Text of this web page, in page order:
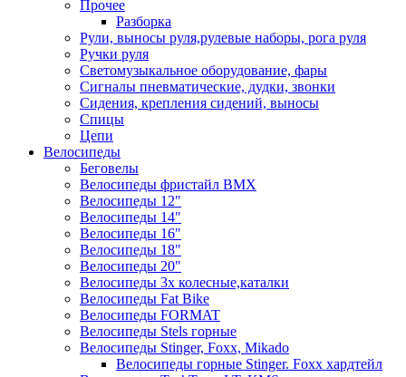
Прочее
Разборка
Рули, выносы руля,рулевые наборы, рога руля
Ручки руля
Светомузыкальное оборудование, фары
Сигналы пневматические, дудки, звонки
Сидения, крепления сидений, выносы
Спицы
Цепи
Велосипеды
Беговелы
Велосипеды фристайл ВМХ
Велосипеды 12"
Велосипеды 14"
Велосипеды 16"
Велосипеды 18"
Велосипеды 20"
Велосипеды 3х колесные,каталки
Велосипеды Fat Bike
Велосипеды FORMAT
Велосипеды Stels горные
Велосипеды Stinger, Foxx, Mikado
Велосипеды горные Stinger. Foxx хардтейл